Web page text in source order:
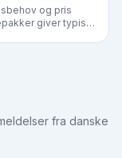
og pris
giver typisk
fra danske